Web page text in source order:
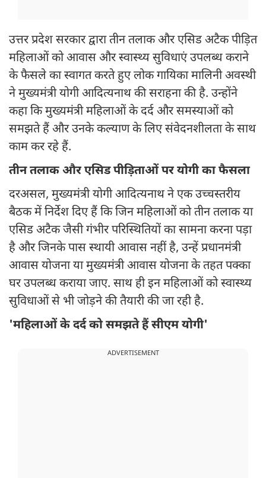
उत्तर प्रदेश सरकार द्वारा तीन तलाक और एसिड अटैक पीड़ित
महिलाओं को आवास और स्वास्थ्य सुविधाएं उपलब्ध कराने
के फैसले का स्वागत करते हुए लोक गायिका मालिनी अवस्थी
ने मुख्यमंत्री योगी आदित्यनाथ की सराहना की है. उन्होंने
कहा कि मुख्यमंत्री महिलाओं के दर्द और समस्याओं को
समझते हैं और उनके कल्याण के लिए संवेदनशीलता के साथ
काम कर रहे हैं.
तीन तलाक और एसिड पीड़िताओं पर योगी का फैसला
दरअसल, मुख्यमंत्री योगी आदित्यनाथ ने एक उच्चस्तरीय
बैठक में निर्देश दिए हैं कि जिन महिलाओं को तीन तलाक या
एसिड अटैक जैसी गंभीर परिस्थितियों का सामना करना पड़ा
है और जिनके पास स्थायी आवास नहीं है, उन्हें प्रधानमंत्री
आवास योजना या मुख्यमंत्री आवास योजना के तहत पक्का
घर उपलब्ध कराया जाए. साथ ही इन महिलाओं को स्वास्थ्य
सुविधाओं से भी जोड़ने की तैयारी की जा रही है.
'महिलाओं के दर्द को समझते हैं सीएम योगी'
ADVERTISEMENT